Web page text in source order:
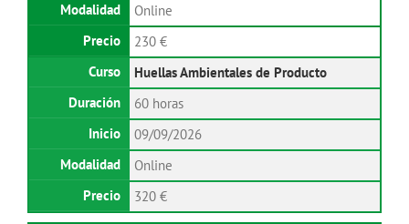
Online
230 €
Huellas Ambientales de Producto
60 horas
09/09/2026
Online
320 €